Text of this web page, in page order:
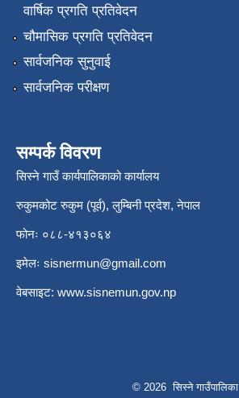
वार्षिक प्रगति प्रतिवेदन
चौमासिक प्रगति प्रतिवेदन
सार्वजनिक सुनुवाई
सार्वजनिक परीक्षण
सम्पर्क विवरण
सिस्ने गाउँ कार्यपालिकाको कार्यालय
रुकुमकोट रुकुम (पूर्व), लुम्बिनी प्रदेश, नेपाल
फोनः ०८८-४१३०६४
इमेलः sisnermun@gmail.com
वेबसाइट: www.sisnemun.gov.np
© 2026 सिस्ने गाउँपालिका